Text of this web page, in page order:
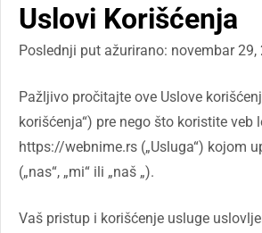
Uslovi Korišćenja
Poslednji put ažurirano: novembar 29,
Pažljivo pročitajte ove Uslove
korišćenja“) pre nego što koristite veb
https://webnime.rs („Usluga“) kojom
(„nas“, „mi“ ili „naš „).
Vaš pristup i korišćenje usluge